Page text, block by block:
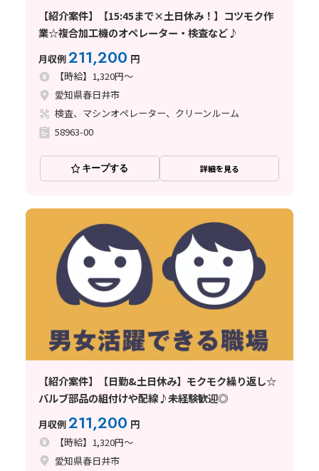
【紹介案件】【15:45まで×土日休み！】コツモク作
業☆複合加工機のオペレーター・検査など♪
月収例211,200 円
【時給】1,320円～
愛知県春日井市
検査、マシンオペレーター、クリーンルーム
58963-00
キープする 詳細を見る
【紹介案件】【日勤&土日休み】モクモク繰り返し☆
バルブ部品の組付けや配線♪未経験歓迎◎
月収例211,200 円
【時給】1,320円～
愛知県春日井市